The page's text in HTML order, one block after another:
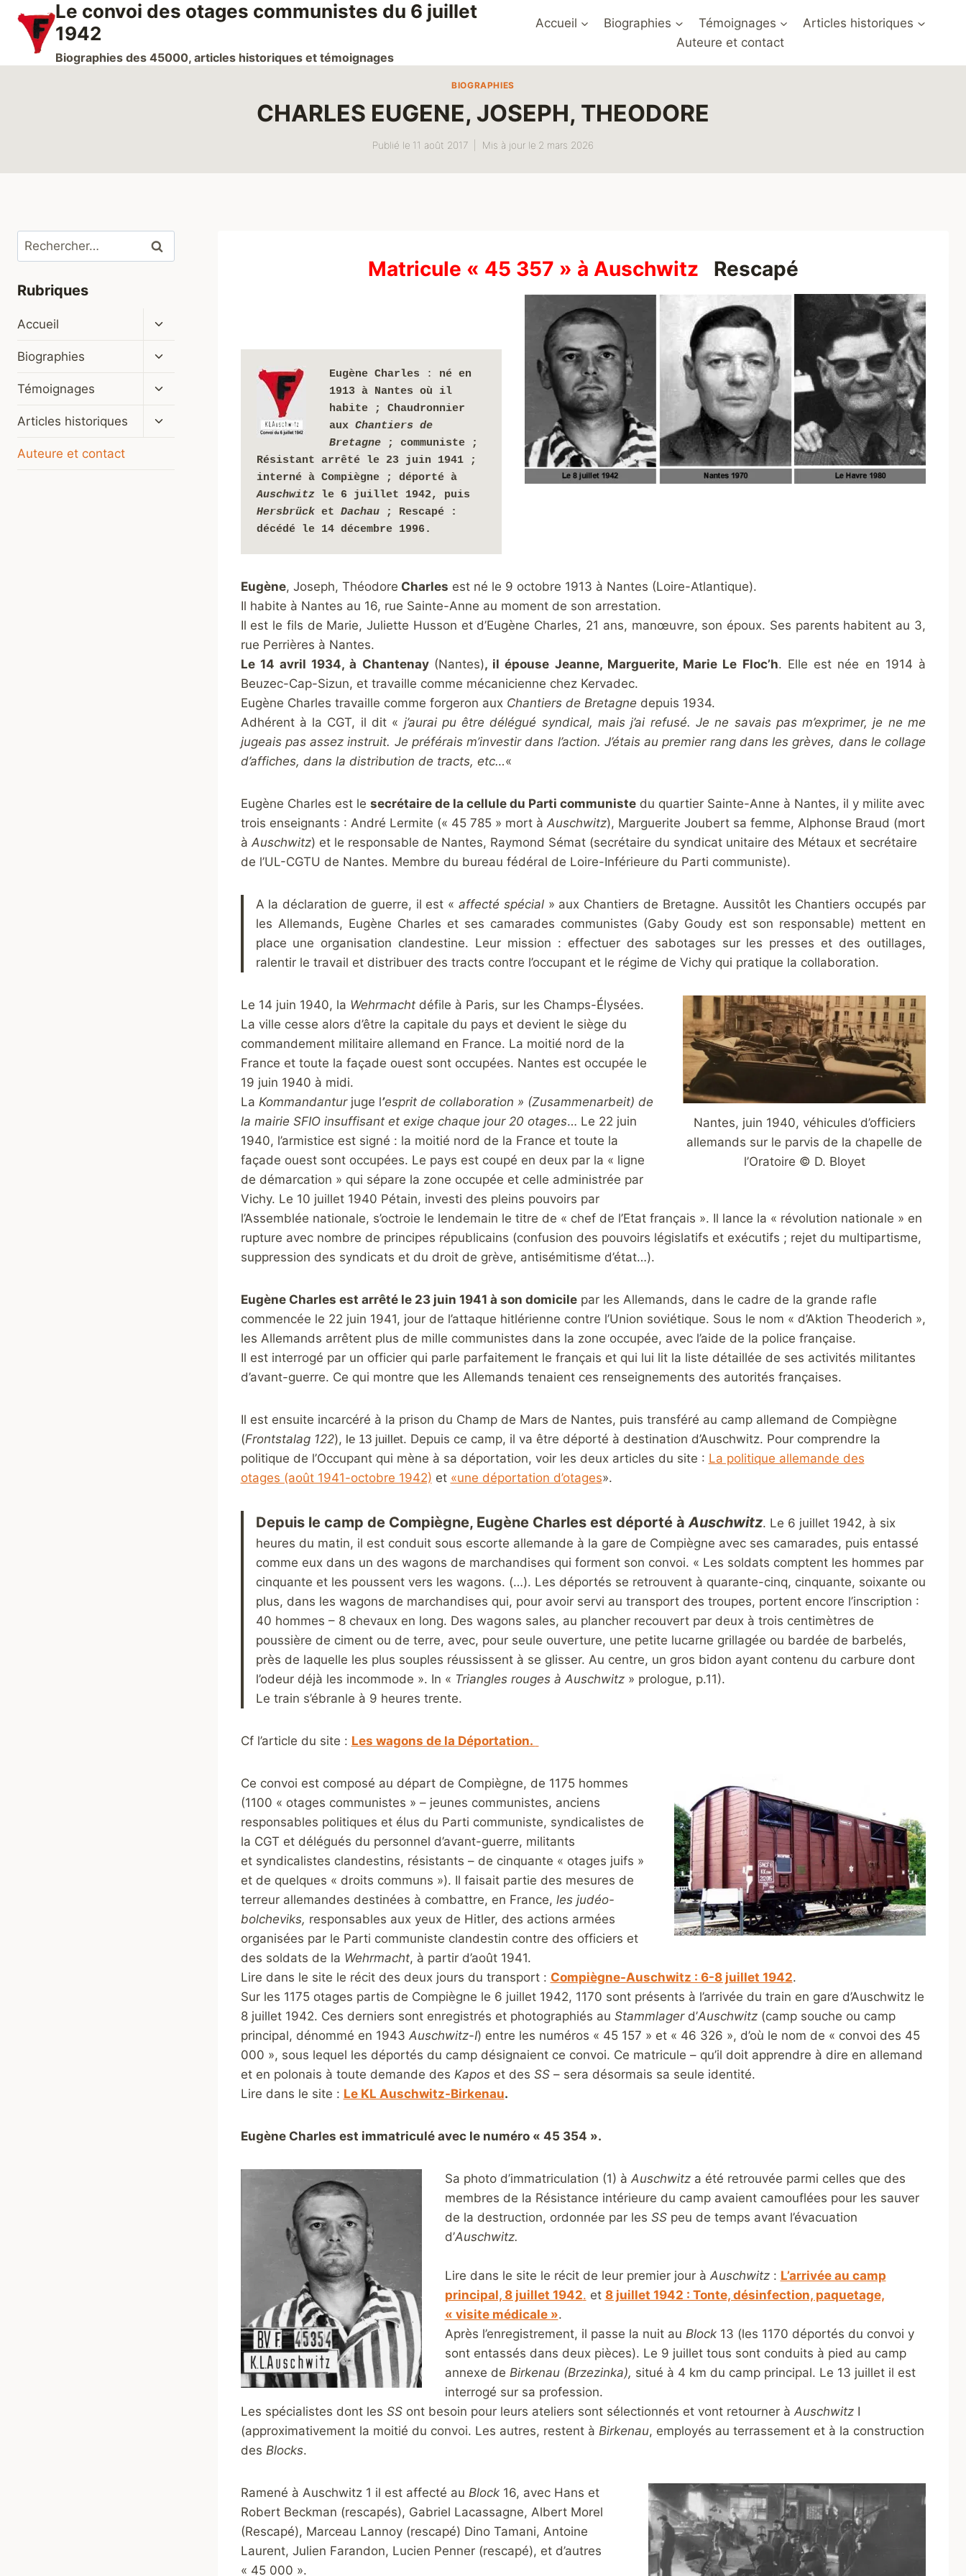
contenu
Le convoi des otages communistes du 6 juillet
1942
Biographies des 45000, articles historiques et témoignages
Accueil Biographies Témoignages
Articles historiques
Auteure et contact
BIOGRAPHIES
CHARLES EUGENE, JOSEPH, THEODORE
Publié le 11 août 2017 Mis à jour le 2 mars 2026
Matricule « 45 357 » à Auschwitz Rescapé
Eugène Charles : né en
1913 à Nantes où il
habite ; Chaudronnier
aux Chantiers de
Bretagne
; communiste ;
Résistant arrêté le 23 juin 1941 ;
Auschwitz
Hersbrück et Dachau ; Rescapé :
décédé le 14 décembre 1996.
Eugène, Joseph, Théodore Charles est né le 9 octobre 1913 à Nantes (Loire-Atlantique).
Il habite à Nantes au 16, rue Sainte-Anne au moment de son arrestation.
Il est le fils de Marie, Juliette Husson et d’Eugène Charles, 21 ans, manœuvre, son époux. Ses parents habitent au 3,
rue Perrières à Nantes.
Le 14 avril 1934, à Chantenay (Nantes), il épouse Jeanne, Marguerite, Marie Le Floc’h. Elle est née en 1914 à
Beuzec-Cap-Sizun, et travaille comme mécanicienne chez Kervadec.
Eugène Charles travaille comme forgeron aux Chantiers de Bretagne depuis 1934.
Adhérent à la CGT, il dit « j’aurai pu être délégué syndical, mais j’ai refusé. Je ne savais pas m’exprimer, je ne me
jugeais pas assez instruit. Je préférais m’investir dans l’action. J’étais au premier rang dans les grèves, dans le collage
d’affiches, dans la distribution de tracts, etc…«
Eugène Charles est le secrétaire de la cellule du Parti communistedu quartier Sainte-Anne à Nantes, il y milite avec
trois enseignants : André Lermite (« 45 785 » mort à Auschwitz), Marguerite Joubert sa femme, Alphonse Braud (mort
à Auschwitz) et le responsable de Nantes, Raymond Sémat (secrétaire du syndicat unitaire des Métaux et secrétaire
de l’UL-CGTU de Nantes. Membre du bureau fédéral de Loire-Inférieure du Parti communiste).
A la déclaration de guerre, il est «affecté spécial» aux Chantiers de Bretagne. Aussitôt les Chantiers occupés par
les Allemands, Eugène Charles et ses camarades communistes (Gaby Goudy est son responsable) mettent en
place une organisation clandestine. Leur mission : effectuer des sabotages sur les presses et des outillages,
ralentir le travail et distribuer des tracts contre l’occupant et le régime de Vichy qui pratique la collaboration.
Nantes, juin 1940, véhicules d’officiers
allemands sur le parvis de la chapelle de
l’Oratoire © D. Bloyet
Le 14 juin 1940, la Wehrmacht défile à Paris, sur les Champs-Élysées.
La ville cesse alors d’être la capitale du pays et devient le siège du
commandement militaire allemand en France. La moitié nord de la
France et toute la façade ouest sont occupées. Nantes est occupée le
19 juin 1940 à midi.
La Kommandantur juge l’esprit de collaboration » (Zusammenarbeit) de
la mairie SFIO insuffisant etexige chaque jour 20 otages… Le 22 juin
1940, l’armistice est signé : la moitié nord de la France et toute la
façade ouest sont occupées. Le pays est coupé en deux par la « ligne
de démarcation » qui sépare la zone occupée et celle administrée par
Vichy. Le 10 juillet 1940 Pétain, investi des pleins pouvoirs par
l’Assemblée nationale, s’octroie le lendemain le titre de « chef de l’Etat français ». Il lance la « révolution nationale » en
rupture avec nombre de principes républicains (confusion des pouvoirs législatifs et exécutifs ; rejet du multipartisme,
suppression des syndicats et du droit de grève, antisémitisme d’état…).
Eugène Charles est arrêté le 23 juin 1941 à son domicilepar les Allemands, dans le cadre de la grande rafle
commencée le 22 juin 1941, jour de l’attaque hitlérienne contre l’Union soviétique. Sous le nom « d’Aktion Theoderich »,
les Allemands arrêtent plus de mille communistes dans la zone occupée, avec l’aide de la police française.
Il est interrogé par un officier qui parle parfaitement le français et qui lui lit la liste détaillée de ses activités militantes
d’avant-guerre. Ce qui montre que les Allemands tenaient ces renseignements des autorités françaises.
Il est ensuite incarcéré à la prison du Champ de Mars de Nantes, puis transféré au camp allemand de Compiègne
(Frontstalag 122), le 13 juillet. Depuis ce camp, il va être déporté à destination d’Auschwitz. Pour comprendre la
politique de l’Occupant qui mène à sa déportation, voir les deux articles du site : La politique allemande des
otages (août 1941-octobre 1942) et «une déportation d’otages».
Depuis le camp de Compiègne, Eugène Charles est déporté àAuschwitz. Le 6 juillet 1942, à six
heures du matin, il est conduit sous escorte allemande à la gare de Compiègne avec ses camarades, puis entassé
comme eux dans un des wagons de marchandises qui forment son convoi. « Les soldats comptent les hommes par
cinquante et les poussent vers les wagons. (…). Les déportés se retrouvent à quarante-cinq, cinquante, soixante ou
plus, dans les wagons de marchandises qui, pour avoir servi au transport des troupes, portent encore l’inscription :
40 hommes – 8 chevaux en long. Des wagons sales, au plancher recouvert par deux à trois centimètres de
poussière de ciment ou de terre, avec, pour seule ouverture, une petite lucarne grillagée ou bardée de barbelés,
près de laquelle les plus souples réussissent à se glisser. Au centre, un gros bidon ayant contenu du carbure dont
l’odeur déjà les incommode ». In « Triangles rouges à Auschwitz» prologue, p.11).
Le train s’ébranle à 9 heures trente.
Cf l’article du site : Les wagons de la Déportation.
Ce convoi est composé au départ de Compiègne, de 1175 hommes
(1100 « otages communistes » – jeunes communistes, anciens
responsables politiques et élus du Parti communiste, syndicalistes de
la CGT et délégués du personnel d’avant-guerre, militants
et syndicalistes clandestins, résistants – de cinquante « otages juifs »
et de quelques « droits communs »). Il faisait partie des mesures de
terreur allemandes destinées à combattre, en France, les judéo-
bolcheviks, responsables aux yeux de Hitler, des actions armées
organisées par le Parti communiste clandestin contre des officiers et
des soldats de la Wehrmacht, à partir d’août 1941.
Lire dans le site le récit des deux jours du transport : Compiègne-Auschwitz : 6-8 juillet 1942.
Sur les 1175 otages partis de Compiègne le 6 juillet 1942, 1170 sont présents à l’arrivée du train en gare d’Auschwitz le
8 juillet 1942. Ces derniers sont enregistrés et photographiés au Stammlagerd’Auschwitz(camp souche ou camp
principal, dénommé en 1943 Auschwitz-I) entre les numéros « 45 157 » et « 46 326 », d’où le nom de « convoi des 45
000 », sous lequel les déportés du camp désignaient ce convoi. Ce matricule – qu’il doit apprendre à dire en allemand
et en polonais à toute demande des Kaposet des SS– sera désormais sa seule identité.
Lire dans le site : Le KL Auschwitz-Birkenau.
Eugène Charles est immatriculé avec le numéro « 45 354 ».
Sa photo d’immatriculation (1) à Auschwitza été retrouvée parmi celles que des
membres de la Résistance intérieure du camp avaient camouflées pour les sauver
de la destruction, ordonnée par les SSpeu de temps avant l’évacuation
d’Auschwitz.
Lire dans le site le récit de leur premier jour à Auschwitz: L’arrivée au camp
principal, 8 juillet 1942. et 8 juillet 1942 : Tonte, désinfection, paquetage,
« visite médicale ».
Après l’enregistrement, il passe la nuit au Block13 (les 1170 déportés du convoi y
sont entassés dans deux pièces). Le 9 juillet tous sont conduits à pied au camp
annexe de Birkenau (Brzezinka), situé à 4 km du camp principal. Le 13 juillet il est
interrogé sur sa profession.
Les spécialistes dont les SSont besoin pour leurs ateliers sont sélectionnés et vont retourner à AuschwitzI
(approximativement la moitié du convoi. Les autres, restent à Birkenau, employés au terrassement et à la construction
des Blocks.
Ramené à Auschwitz 1 il est affecté au Block16, avec Hans et
Robert Beckman (rescapés), Gabriel Lacassagne, Albert Morel
(Rescapé), Marceau Lannoy (rescapé) Dino Tamani, Antoine
Laurent, Julien Farandon, Lucien Penner (rescapé), et d’autres
« 45 000 ».
Rechercher :
Rubriques
Accueil
Ouvrir/fermer
menu
Biographies
Ouvrir/fermer
menu
Témoignages
Ouvrir/fermer
menu
Articles historiques
Ouvrir/fermer
Auteure et contact